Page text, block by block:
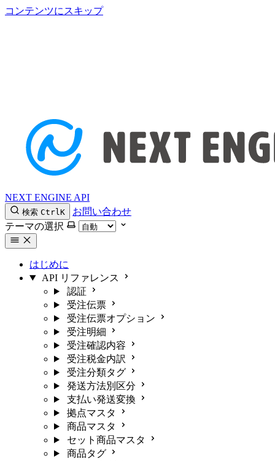
コンテンツにスキップ
NEXT ENGINE API
検索 CtrlK
お問い合わせ
テーマの選択
はじめに
API リファレンス
認証
受注伝票
受注伝票オプション
受注明細
受注確認内容
受注税金内訳
受注分類タグ
発送方法別区分
支払い発送変換
拠点マスタ
商品マスタ
セット商品マスタ
商品タグ